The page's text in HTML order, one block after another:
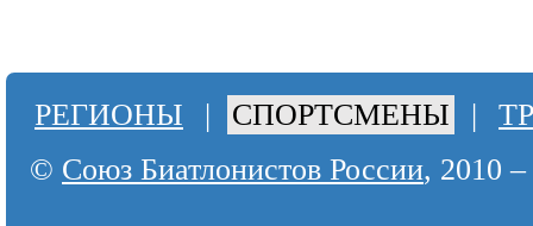
РЕГИОНЫ | СПОРТСМЕНЫ |
© Союз Биатлонистов России, 2010